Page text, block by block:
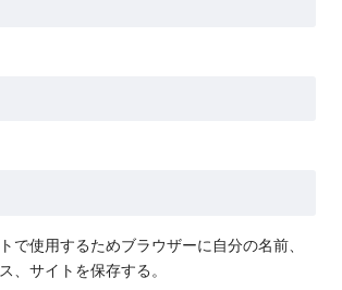
で使用するためブラウザーに自分の名前、
、サイトを保存する。